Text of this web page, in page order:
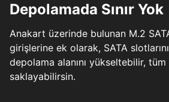
Depolamada Sınır Yok
Anakart üzerinde bulunan M.2
girişlerine ek olarak, SATA
depolama alanını yükseltebilir,
saklayabilirsin.